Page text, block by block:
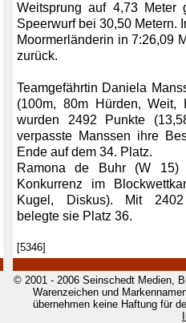
Weitsprung auf 4,73 Meter
Speerwurf bei 30,50 Metern.
Moormerländerin in 7:26,09
zurück.
Teamgefährtin Daniela
(100m, 80m Hürden,
wurden 2492 Punkte
verpasste Manssen ihre
Ende auf dem 34. Platz.
Ramona de Buhr (W
Konkurrenz im
Kugel, Diskus). Mit 2402
belegte sie Platz 36.
[5346]
© 2001 - 2006 Seinschedt Medien,
Warenzeichen und
übernehmen keine Haftung für